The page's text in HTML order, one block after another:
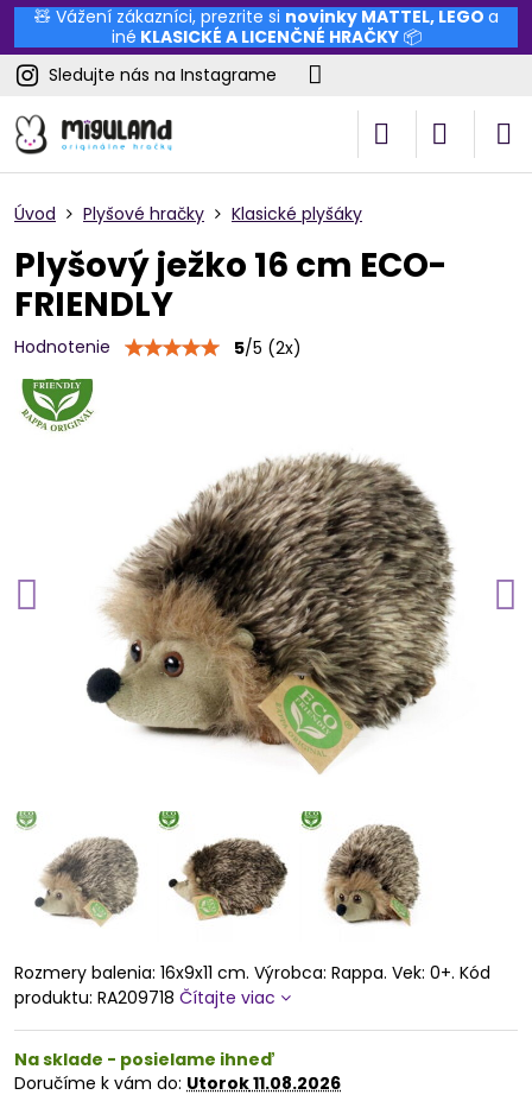
🧸 Vážení zákazníci, prezrite si novinky MATTEL, LEGO a
iné KLASICKÉ A LICENČNÉ HRAČKY📦
Sledujte nás na Instagrame
Úvod Plyšové hračky Klasické plyšáky
Plyšový ježko 16 cm ECO-
FRIENDLY
Hodnotenie 5/5 (2x)
Rozmery balenia: 16x9x11 cm. Výrobca: Rappa. Vek: 0+. Kód
produktu: RA209718 Čítajte viac
Na sklade - posielame ihneď
Doručíme k vám do: Utorok11.08.2026